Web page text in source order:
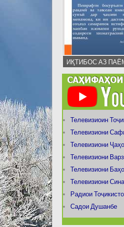
ИҚТИБОС АЗ
Телевизиоин
Телевизиони
Телевизиони
Телевизиони
Телевизиони
Телевизиони
Радиои
Садои Душанбе